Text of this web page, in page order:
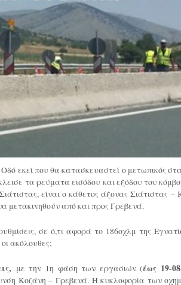
εκεί που θα κατασκευαστεί ο μετωπικός
τα ρεύματα εισόδου και εξόδου του
είναι ο κάθετος άξονας Σιάτιστας
μετακινηθούν από και προς Γρεβενά.
σε ό,τι αφορά το 186οχλμ της
ακόλουθες;
με την 1η φάση των εργασιών (έως 19-
Κοζάνη – Γρεβενά. Η κυκλοφορία των